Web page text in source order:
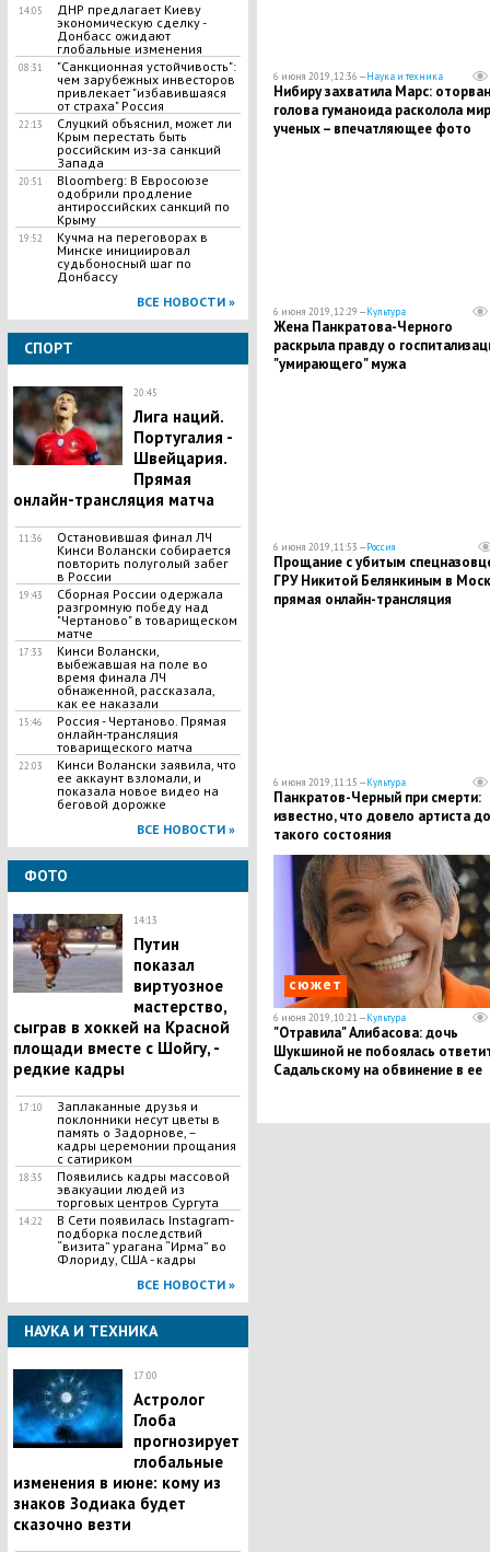
14:05
ДНР предлагает Киеву
экономическую сделку -
Донбасс ожидают
глобальные изменения
08:31
"Санкционная устойчивость":
чем зарубежных инвесторов
привлекает "избавившаяся
от страха" Россия
22:13
Слуцкий объяснил, может ли
Крым перестать быть
российским из-за санкций
Запада
20:51
Bloomberg: В Евросоюзе
одобрили продление
антироссийских санкций по
Крыму
19:52
Кучма на переговорах в
Минске инициировал
судьбоносный шаг по
Донбассу
ВСЕ НОВОСТИ »
СПОРТ
20:45
Лига наций.
Португалия -
Швейцария.
Прямая
онлайн-трансляция матча
11:36
Остановившая финал ЛЧ
Кинси Волански собирается
повторить полуголый забег
в России
19:43
Сборная России одержала
разгромную победу над
"Чертаново" в товарищеском
матче
17:33
Кинси Волански,
выбежавшая на поле во
время финала ЛЧ
обнаженной, рассказала,
как ее наказали
15:46
Россия - Чертаново. Прямая
онлайн-трансляция
товарищеского матча
22:03
​Кинси Волански заявила, что
ее аккаунт взломали, и
показала новое видео на
беговой дорожке
ВСЕ НОВОСТИ »
ФОТО
14:13
Путин
показал
виртуозное
мастерство,
сыграв в хоккей на Красной
площади вместе с Шойгу, -
редкие кадры
17:10
Заплаканные друзья и
поклонники несут цветы в
память о Задорнове, –
кадры церемонии прощания
с сатириком
18:35
Появились кадры массовой
эвакуации людей из
торговых центров Сургута
14:22
В Сети появилась Іnstagram-
подборка последствий
“визита” урагана “Ирма” во
Флориду, США - кадры
ВСЕ НОВОСТИ »
НАУКА И ТЕХНИКА
17:00
Астролог
Глоба
прогнозирует
глобальные
изменения в июне: кому из
знаков Зодиака будет
сказочно везти
6 июня 2019, 12:36 —Наука и техника
Нибиру захватила Марс:
голова гуманоида расколола мир
ученых – впечатляющее фото
6 июня 2019, 12:29 —Культура
Жена Панкратова-Черного
раскрыла правду о
"умирающего" мужа
6 июня 2019, 11:53 —Россия
Прощание с убитым
ГРУ Никитой Белянкиным в
прямая онлайн-трансляция
6 июня 2019, 11:15 —Культура
Панкратов-Черный при смерти:
известно, что довело артиста до
такого состояния
сюжет
6 июня 2019, 10:21 —Культура
"Отравила" Алибасова: дочь
Шукшиной не побоялась
Садальскому на обвинение в ее